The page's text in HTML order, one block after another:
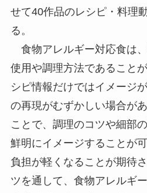
せて40作品のレシピ・料理
る。
食物アレルギー対応食は
使用や調理方法であること
シピ情報だけではイメージ
の再現がむずかしい場合が
ことで、調理のコツや細部
鮮明にイメージすることが
負担が軽くなることが期待
ツを通して、食物アレルギ